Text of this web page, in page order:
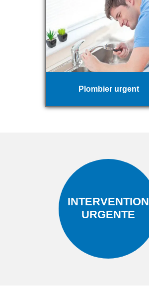
Plombier urgent
INTERVENTION
URGENTE